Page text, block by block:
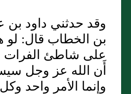
وقد حدثني داود بن
بن الخطاب قال:
على شاطئ الفرات
أَن الله عز وجل
وإنما الأمر واحد